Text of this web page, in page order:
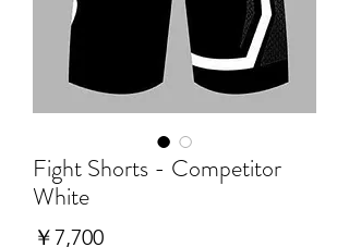
Fight Shorts - Competitor
White
￥7,700価